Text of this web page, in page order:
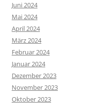
Juni 2024
Mai 2024
April 2024
März 2024
Februar 2024
Januar 2024
Dezember 2023
November 2023
Oktober 2023